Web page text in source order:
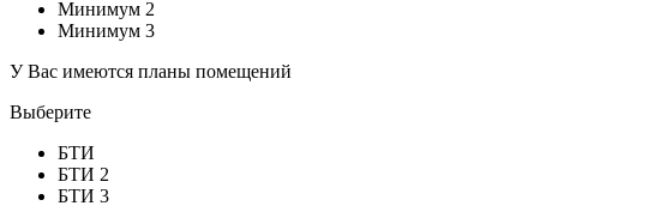
Минимум 2
Минимум 3
У Вас имеются планы помещений
Выберите
БТИ
БТИ 2
БТИ 3